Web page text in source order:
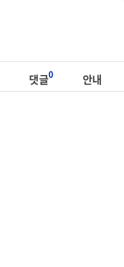
댓글0 안내